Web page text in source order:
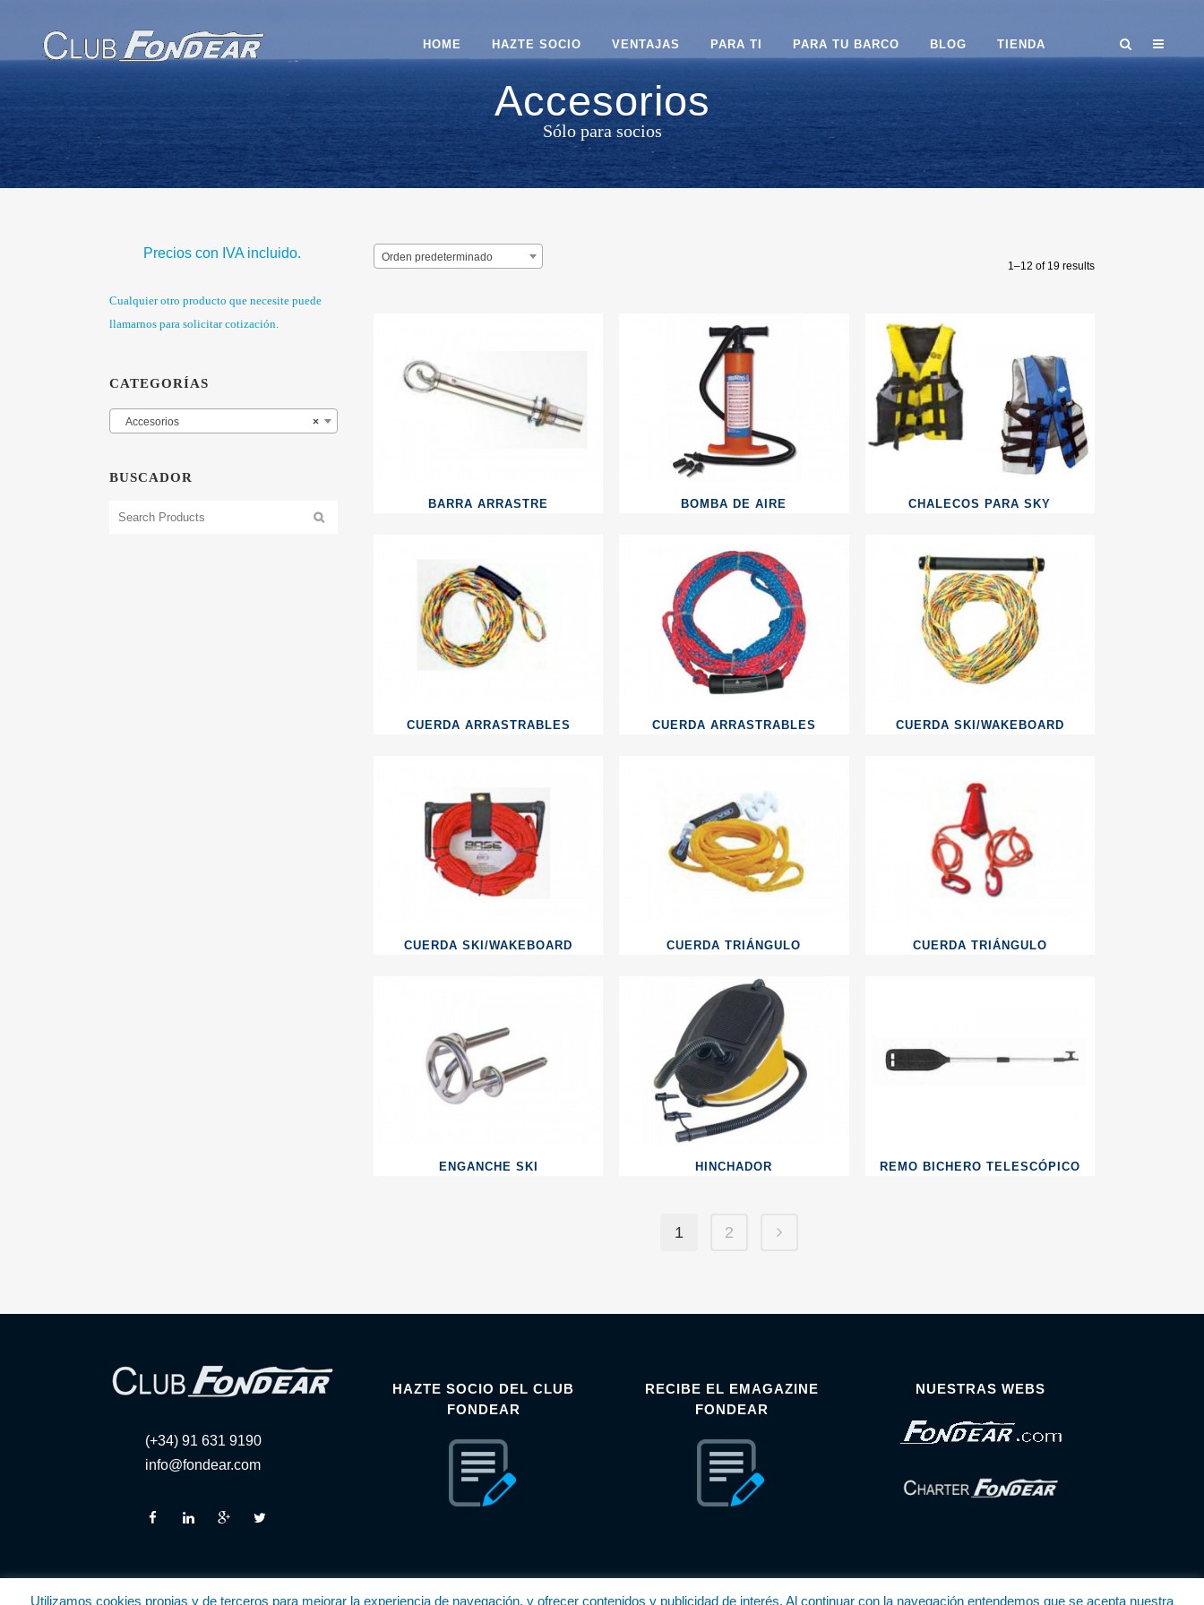
HOME HAZTE SOCIO VENTAJAS PARA TI PARA TU BARCO BLOG TIENDA
Accesorios
Sólo para socios
Precios con IVA incluido.
Cualquier otro producto que necesite puede
llamarnos para solicitar cotización.
CATEGORÍAS
×
Accesorios
BUSCADOR
1–12 of 19 results
Orden predeterminado
BARRA ARRASTRE BOMBA DE AIRE CHALECOS PARA SKY
CUERDA ARRASTRABLES CUERDA ARRASTRABLES CUERDA SKI/WAKEBOARD
CUERDA SKI/WAKEBOARD CUERDA TRIÁNGULO CUERDA TRIÁNGULO
ENGANCHE SKI HINCHADOR REMO BICHERO TELESCÓPICO
1 2
(+34) 91 631 9190
info@fondear.com
HAZTE SOCIO DEL CLUB
FONDEAR
RECIBE EL EMAGAZINE
FONDEAR
NUESTRAS WEBS
Utilizamos cookies propias y de terceros para mejorar la experiencia de navegación, y ofrecer contenidos y publicidad de interés. Al continuar con la navegación entendemos que se acepta nuestra